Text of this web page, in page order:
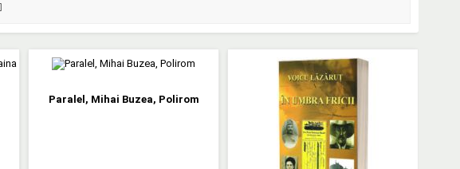
Paralel, Mihai Buzea, Polirom